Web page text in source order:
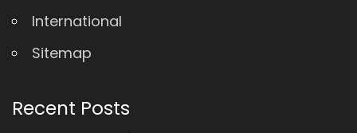
International
Sitemap
Recent Posts